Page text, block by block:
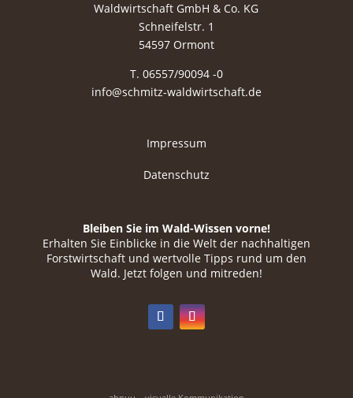
Waldwirtschaft GmbH & Co. KG
Schneifelstr. 1
54597 Ormont
T. 06557/90094 -0
info@schmitz-waldwirtschaft.de
Impressum
Datenschutz
Bleiben Sie im Wald-Wissen vorne!
Erhalten Sie Einblicke in die Welt der nachhaltigen
Forstwirtschaft und wertvolle Tipps rund um den
Wald. Jetzt folgen und mitreden!